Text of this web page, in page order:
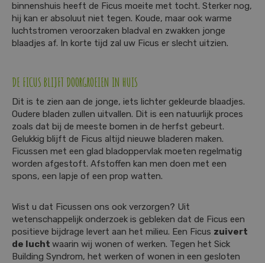
binnenshuis heeft de Ficus moeite met tocht. Sterker nog,
hij kan er absoluut niet tegen. Koude, maar ook warme
luchtstromen veroorzaken bladval en zwakken jonge
blaadjes af. In korte tijd zal uw Ficus er slecht uitzien.
DE FICUS BLIJFT DOORGROEIEN IN HUIS
Dit is te zien aan de jonge, iets lichter gekleurde blaadjes.
Oudere bladen zullen uitvallen. Dit is een natuurlijk proces
zoals dat bij de meeste bomen in de herfst gebeurt.
Gelukkig blijft de Ficus altijd nieuwe bladeren maken.
Ficussen met een glad bladoppervlak moeten regelmatig
worden afgestoft. Afstoffen kan men doen met een
spons, een lapje of een prop watten.
Wist u dat Ficussen ons ook verzorgen? Uit
wetenschappelijk onderzoek is gebleken dat de Ficus een
positieve bijdrage levert aan het milieu. Een Ficus zuivert
de lucht waarin wij wonen of werken. Tegen het Sick
Building Syndrom, het werken of wonen in een gesloten